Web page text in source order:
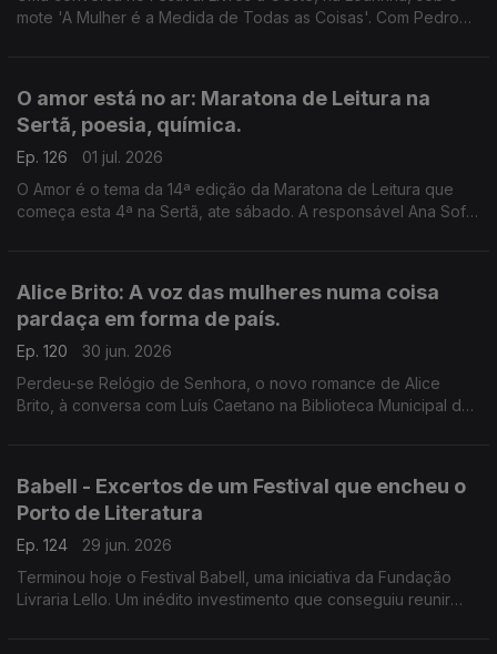
mote 'A Mulher é a Medida de Todas as Coisas'. Com Pedro
O amor está no ar: Maratona de Leitura na
Sertã, poesia, química.
Ep. 126
01 jul. 2026
O Amor é o tema da 14ª edição da Maratona de Leitura que
começa esta 4ª na Sertã, ate sábado. A responsável Ana Sofia
Alice Brito: A voz das mulheres numa coisa
pardaça em forma de país.
Ep. 120
30 jun. 2026
Perdeu-se Relógio de Senhora, o novo romance de Alice
Brito, à conversa com Luís Caetano na Biblioteca Municipal de
Babell - Excertos de um Festival que encheu o
Porto de Literatura
Ep. 124
29 jun. 2026
Terminou hoje o Festival Babell, uma iniciativa da Fundação
Livraria Lello. Um inédito investimento que conseguiu reunir